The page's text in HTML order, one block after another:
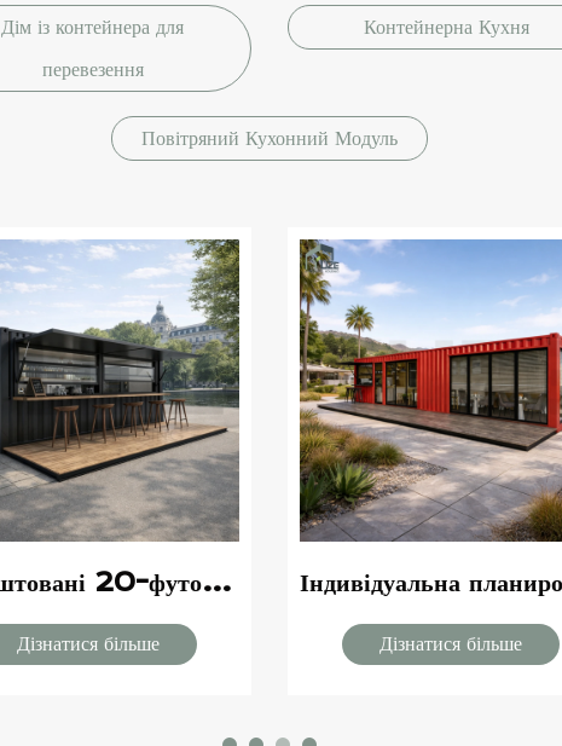
Дім із контейнера для
перевезення
Контейнерна Кухня
Повітряний Кухонний Модуль
Налаштовані 20-футові та 40-футові префабриковані контейнерні будинки-поп-ап для кафе, ресторану, бару
Дізнатися більше Дізнатися більше